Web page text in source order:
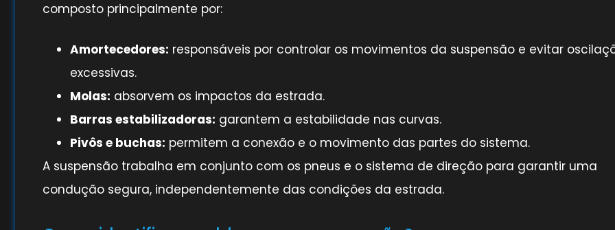
composto principalmente por:
Amortecedores: responsáveis por controlar os movimentos da suspensão e evitar
excessivas.
Molas: absorvem os impactos da estrada.
Barras estabilizadoras: garantem a estabilidade nas curvas.
Pivôs e buchas: permitem a conexão e o movimento das partes do sistema.
A suspensão trabalha em conjunto com os pneus e o sistema de direção para garantir uma
condução segura, independentemente das condições da estrada.